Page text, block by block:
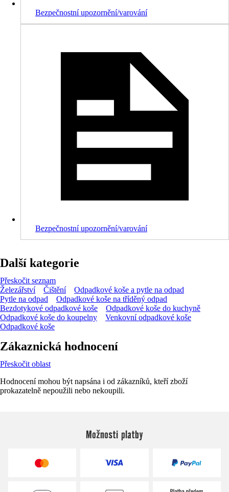
Bezpečnostní upozornění/varování
Bezpečnostní upozornění/varování
Další kategorie
Přeskočit seznam
Železářství
Čištění
Odpadkové koše a pytle na odpad
Pytle na odpad
Odpadkové koše na tříděný odpad
Bezdotykové odpadkové koše
Odpadkové koše do kuchyně
Odpadkové koše do koupelny
Venkovní odpadkové koše
Odpadkové koše
Zákaznická hodnocení
Přeskočit oblast
Hodnocení mohou být napsána i od zákazníků, kteří zboží
prokazatelně nepoužili nebo nekoupili.
Možnosti platby